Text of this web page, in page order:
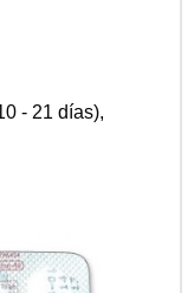
- 21 días),